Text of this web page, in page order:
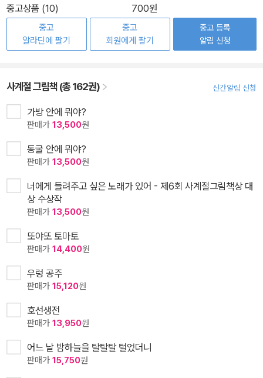
중고상품 (10) 700원
중고
알라딘에 팔기
중고
회원에게 팔기
중고 등록
알림 신청
사계절 그림책 (총 162권) 신간알림 신청
가방 안에 뭐야?
판매가 13,500원
동굴 안에 뭐야?
판매가 13,500원
너에게 들려주고 싶은 노래가 있어 - 제6회 사계절그림책상 대
상 수상작
판매가 13,500원
또야또 토마토
판매가 14,400원
우렁 공주
판매가 15,120원
호선생전
판매가 13,950원
어느 날 밤하늘을 탈탈탈 털었더니
판매가 15,750원